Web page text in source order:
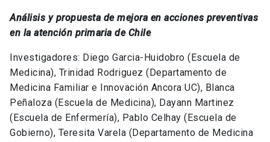
Análisis y propuesta de mejora en acciones preventivas
en la atención primaria de Chile
Investigadores: Diego Garcia-Huidobro (Escuela de
Medicina), Trinidad Rodriguez (Departamento de
Medicina Familiar e Innovación Ancora UC), Blanca
Peñaloza (Escuela de Medicina), Dayann Martinez
(Escuela de Enfermería), Pablo Celhay (Escuela de
Gobierno), Teresita Varela (Departamento de Medicina